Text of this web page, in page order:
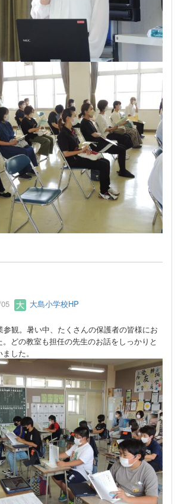
大島小学校HP
参観。暑い中、たくさんの保護者の皆様にお
どの教室も担任の先生のお話をしっかりと
した。